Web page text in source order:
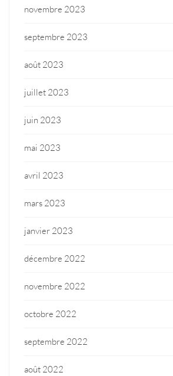
novembre 2023
septembre 2023
août 2023
juillet 2023
juin 2023
mai 2023
avril 2023
mars 2023
janvier 2023
décembre 2022
novembre 2022
octobre 2022
septembre 2022
août 2022